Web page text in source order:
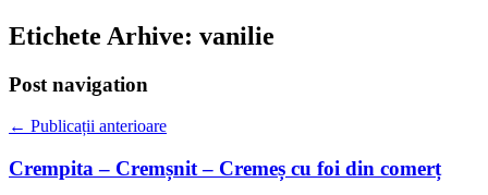
Etichete Arhive: vanilie
Post navigation
← Publicații anterioare
Crempita – Cremșnit – Cremeș cu foi din comerț